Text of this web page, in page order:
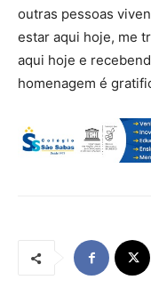
outras pessoas
estar aqui hoje, me
aqui hoje e
homenagem é